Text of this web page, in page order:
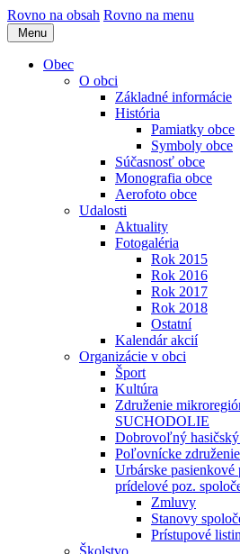
Rovno na obsah Rovno na menu
Menu
Obec
O obci
Základné informácie
História
Pamiatky obce
Symboly obce
Súčasnosť obce
Monografia obce
Aerofoto obce
Udalosti
Aktuality
Fotogaléria
Rok 2015
Rok 2016
Rok 2017
Rok 2018
Ostatní
Kalendár akcií
Organizácie v obci
Šport
Kultúra
Združenie
SUCHODOLIE
Dobrovoľný
Poľovnícke
Urbárske pasienkové
prídelové poz.
Zmluvy
Stanovy
Prístupové
Školstvo